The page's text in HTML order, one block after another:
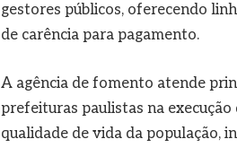
gestores públicos, oferecendo
de carência para pagamento.
A agência de fomento atende
prefeituras paulistas na
qualidade de vida da população,